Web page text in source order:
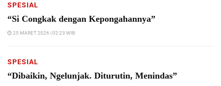
SPESIAL
“Si Congkak dengan Kepongahannya”
25 MARET 2026 | 02:23 WIB
SPESIAL
“Dibaikin, Ngelunjak. Diturutin, Menindas”